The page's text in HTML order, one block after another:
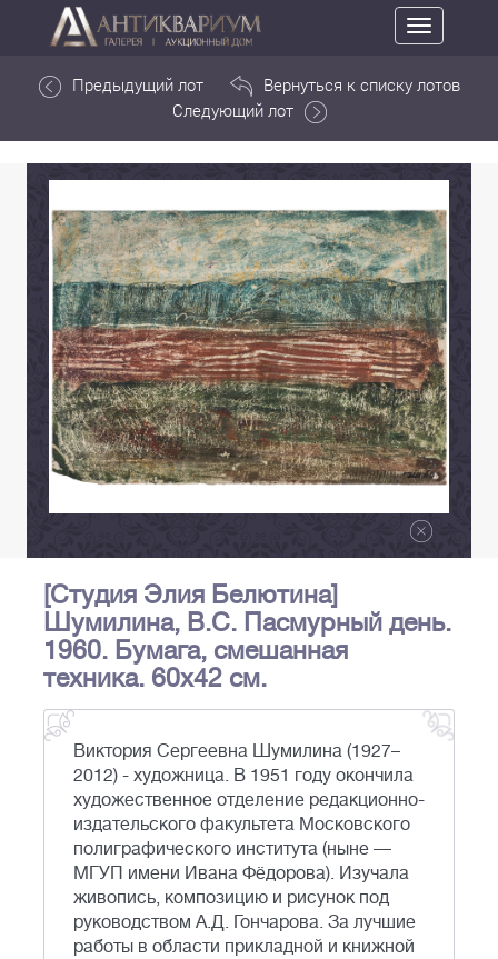
Toggle
navigation
Предыдущий лот
Вернуться к списку лотов
Следующий лот
[Студия Элия Белютина]
Шумилина, В.С. Пасмурный день.
1960. Бумага, смешанная
техника. 60х42 см.
Виктория Сергеевна Шумилина (1927–
2012) - художница. В 1951 году окончила
художественное отделение редакционно-
издательского факультета Московского
полиграфического института (ныне —
МГУП имени Ивана Фёдорова). Изучала
живопись, композицию и рисунок под
руководством А.Д. Гончарова. За лучшие
работы в области прикладной и книжной